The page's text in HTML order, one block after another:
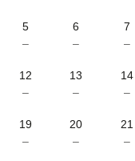
5
–
6
–
7
–
12
–
13
–
14
–
19
–
20
–
21
–